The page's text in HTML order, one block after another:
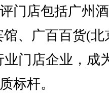
门店包括广州
、广百百货(北
业门店企业，成
标杆。